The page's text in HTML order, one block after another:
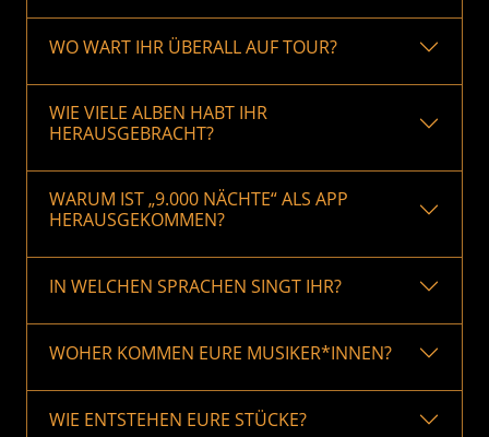
WO WART IHR ÜBERALL AUF TOUR?
WIE VIELE ALBEN HABT IHR
HERAUSGEBRACHT?
WARUM IST „9.000 NÄCHTE“ ALS APP
HERAUSGEKOMMEN?
IN WELCHEN SPRACHEN SINGT IHR?
WOHER KOMMEN EURE MUSIKER*INNEN?
WIE ENTSTEHEN EURE STÜCKE?